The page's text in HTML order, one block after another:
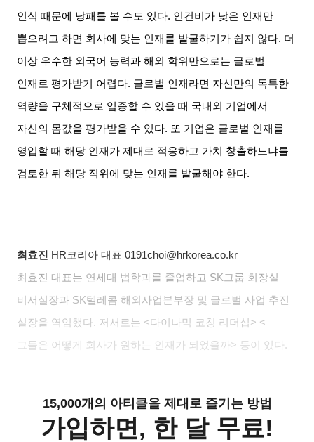
인식 때문에 낭패를 볼 수도 있다. 인건비가 낮은 인재만
뽑으려고 하면 회사에 맞는 인재를 발굴하기가 쉽지 않다. 더
이상 우수한 외국어 능력과 해외 학위만으로는 글로벌
인재로 평가받기 어렵다. 글로벌 인재라면 자신만의 독특한
역량을 구체적으로 입증할 수 있을 때 국내외 기업에서
자신의 몸값을 평가받을 수 있다. 또 기업은 글로벌 인재를
영입할 때 해당 인재가 제대로 적응하고 가치 창출하느냐를
검토한 뒤 해당 직위에 맞는 인재를 발굴해야 한다.
최효진 HR코리아 대표 0191choi@hrkorea.co.kr
최효진 대표는 연세대 법학과를 졸업하고 SK그룹 회장실
비서실장과 SK텔레콤 해외사업본부장 및 글로벌 사업 추진
실장을 역임했다. 저서로는 <다이나믹 코칭 리더십> <
그들은 어떻게 회사가 원하는 인재가 되었을까 > 등이 있다 .
15,000개의 아티클을 제대로 즐기는 방법
가입하면, 한 달 무료!